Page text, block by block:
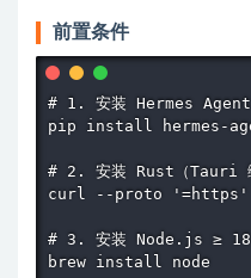
前置条件
# 1. 安装 Hermes Agent
pip install hermes-
# 2. 安装 Rust（Tauri 编
curl --proto
# 3. 安装 Node.js ≥ 18
brew install node